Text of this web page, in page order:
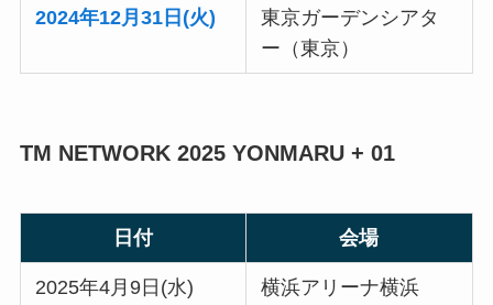
2024年12月31日(火)
東京ガーデンシアタ
ー（東京）
TM NETWORK 2025 YONMARU + 01
日付 会場
2025年4月9日(水)
横浜アリーナ横浜